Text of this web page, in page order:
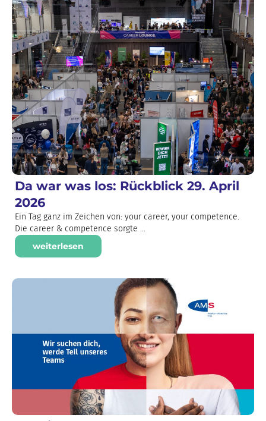
Da war was los: Rückblick 29. April
2026
Ein Tag ganz im Zeichen von: your career, your competence.
Die career & competence sorgte ...
weiterlesen